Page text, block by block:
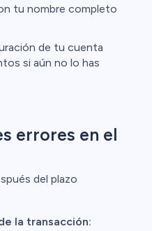
tu nombre completo
de tu cuenta
si aún no lo has
errores en el
del plazo
la transacción: